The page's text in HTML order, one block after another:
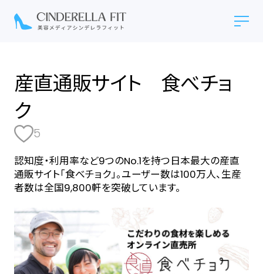
産直通販サイト ⾷べチョ
ク
5
認知度・利用率など9つのNo.1を持つ日本最大の産直
通販サイト「⾷べチョク」。ユーザー数は100万人、生産
者数は全国9,800軒を突破しています。